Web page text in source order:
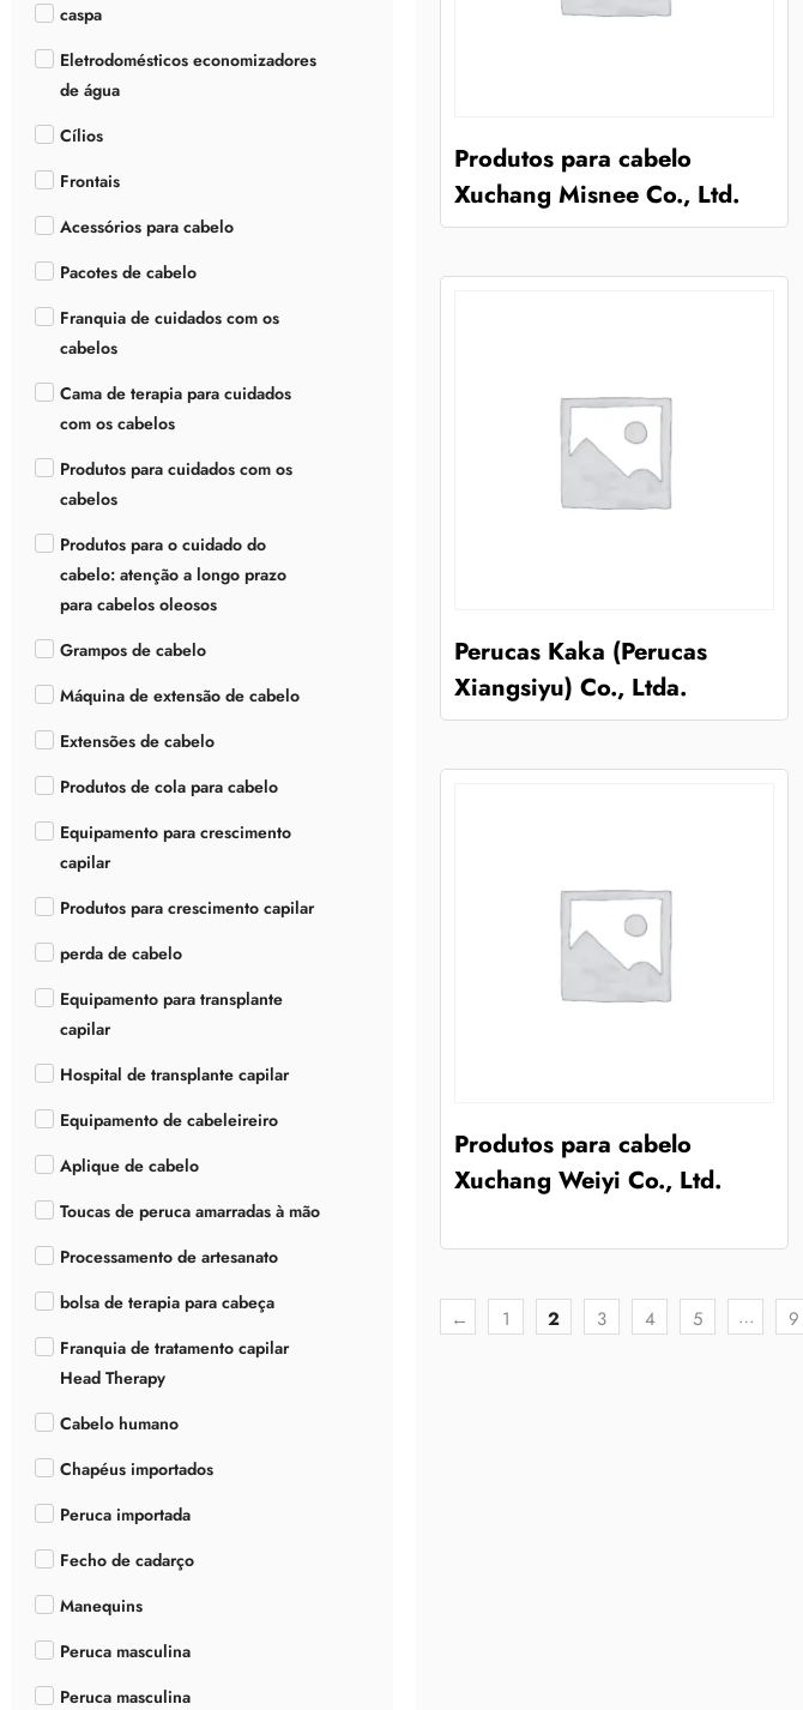
caspa
Eletrodomésticos economizadores
de água
Cílios
Frontais
Acessórios para cabelo
Pacotes de cabelo
Franquia de cuidados com os
cabelos
Cama de terapia para cuidados
com os cabelos
Produtos para cuidados com os
cabelos
Produtos para o cuidado do
cabelo: atenção a longo prazo
para cabelos oleosos
Grampos de cabelo
Máquina de extensão de cabelo
Extensões de cabelo
Produtos de cola para cabelo
Equipamento para crescimento
capilar
Produtos para crescimento capilar
perda de cabelo
Equipamento para transplante
capilar
Hospital de transplante capilar
Equipamento de cabeleireiro
Aplique de cabelo
Toucas de peruca amarradas à mão
Processamento de artesanato
bolsa de terapia para cabeça
Franquia de tratamento capilar
Head Therapy
Cabelo humano
Chapéus importados
Peruca importada
Fecho de cadarço
Manequins
Peruca masculina
Peruca masculina
Produtos para cabelo
Xuchang Misnee Co., Ltd.
Perucas Kaka (Perucas
Xiangsiyu) Co., Ltda.
Produtos para cabelo
Xuchang Weiyi Co., Ltd.
← 1 2 3 4 5 … 9